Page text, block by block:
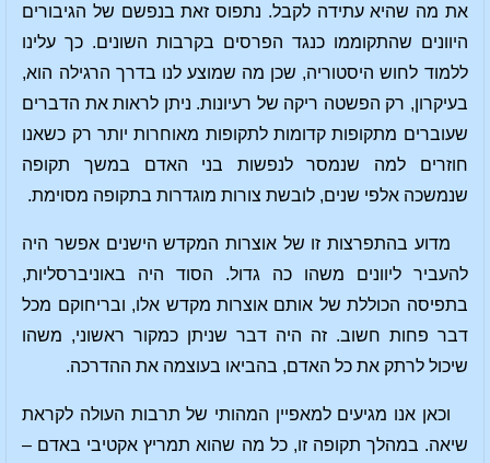
את מה שהיא עתידה לקבל. נתפוס זאת בנפשם של הגיבורים
היוונים שהתקוממו כנגד הפרסים בקרבות השונים. כך עלינו
ללמוד לחוש היסטוריה, שכן מה שמוצע לנו בדרך הרגילה הוא,
בעיקרון, רק הפשטה ריקה של רעיונות. ניתן לראות את הדברים
שעוברים מתקופות קדומות לתקופות מאוחרות יותר רק כשאנו
חוזרים למה שנמסר לנפשות בני האדם במשך תקופה
שנמשכה אלפי שנים, לובשת צורות מוגדרות בתקופה מסוימת.
מדוע בהתפרצות זו של אוצרות המקדש הישנים אפשר היה
להעביר ליוונים משהו כה גדול. הסוד היה באוניברסליות,
בתפיסה הכוללת של אותם אוצרות מקדש אלו, ובריחוקם מכל
דבר פחות חשוב. זה היה דבר שניתן כמקור ראשוני, משהו
שיכול לרתק את כל האדם, בהביאו בעוצמה את ההדרכה.
וכאן אנו מגיעים למאפיין המהותי של תרבות העולה לקראת
שיאה. במהלך תקופה זו, כל מה שהוא תמריץ אקטיבי באדם –